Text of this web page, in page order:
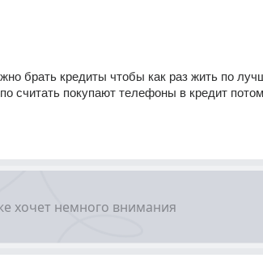
брать кредиты чтобы как раз жить по
считать покупают телефоны в кредит